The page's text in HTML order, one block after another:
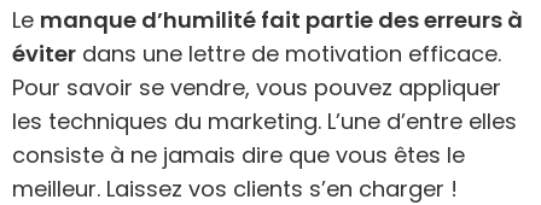
Le manque d’humilité fait partie des erreurs à
éviter dans une lettre de motivation efficace.
Pour savoir se vendre, vous pouvez appliquer
les techniques du marketing. L’une d’entre elles
consiste à ne jamais dire que vous êtes le
meilleur. Laissez vos clients s’en charger !